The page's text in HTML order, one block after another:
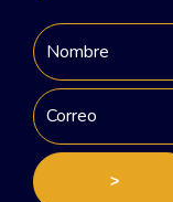
>